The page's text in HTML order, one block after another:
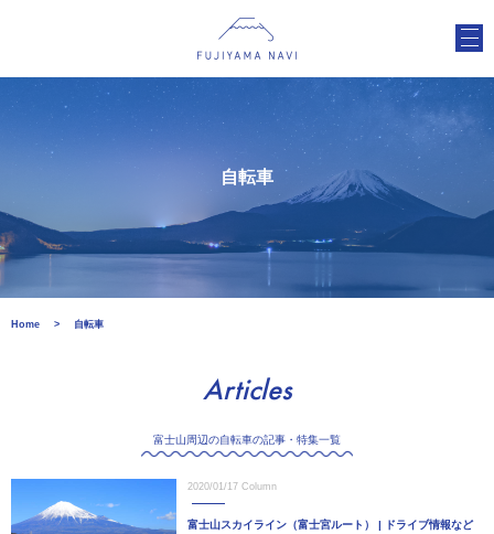
自転車
Home 自転車
Articles
富士山周辺の自転車の記事・特集一覧
2020/01/17 Column
富士山スカイライン（富士宮ルート） | ドライブ情報など